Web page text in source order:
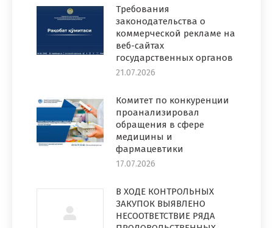
Требования
законодательства о
коммерческой рекламе на
веб-сайтах
государственных органов
21.07.2026
Комитет по конкуренции
проанализировал
обращения в сфере
медицины и
фармацевтики
17.07.2026
В ХОДЕ КОНТРОЛЬНЫХ
ЗАКУПОК ВЫЯВЛЕНО
НЕСООТВЕТСТВИЕ РЯДА